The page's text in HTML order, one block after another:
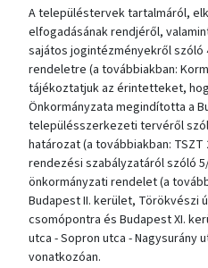
A településtervek tartalmáról,
elfogadásának rendjéről,
sajátos jogintézményekről szóló
rendeletre (a továbbiakban:
tájékoztatjuk az érintetteket,
Önkormányzata megindította a
településszerkezeti tervéről
határozat (a továbbiakban:
rendezési szabályzatáról szóló 5/
önkormányzati rendelet (a
Budapest II. kerület, Törökvészi
csomópontra és Budapest XI.
utca - Sopron utca - Nagysurány
vonatkozóan.